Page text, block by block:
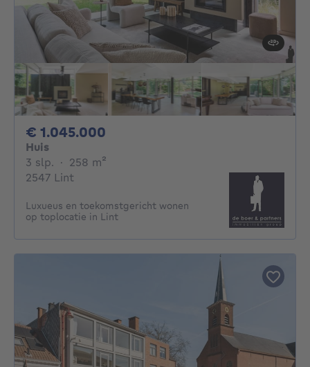
€ 1.045.000
Huis
3 slp. 3 slaapkamers
· 258 m²
2547 Lint
Luxueus en toekomstgericht wonen
op toplocatie in Lint